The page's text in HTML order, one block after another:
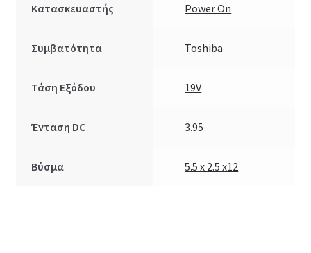
Κατασκευαστής Power On
Συμβατότητα Toshiba
Τάση Εξόδου 19V
Ένταση DC 3.95
Βύσμα 5.5 x 2.5 x12